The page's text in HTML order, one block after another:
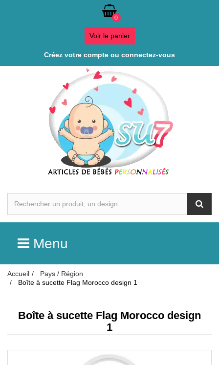
0
Voir le panier
Créez votre compte ou connectez-vous
Menu
Accueil
Pays / Région
Boîte à sucette Flag Morocco design 1
Boîte à sucette Flag Morocco design
1